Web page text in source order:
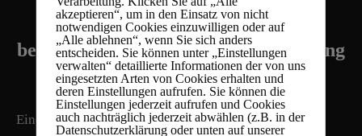
Strafen
bei fehlerhafter Festplattenvernichtung
Eine mangelhafte Entsorgung von Datenträgern und
akzeptieren“, um in den Einsatz von nicht
notwendigen Cookies einzuwilligen oder auf
„Alle ablehnen“, wenn Sie sich anders
entscheiden. Sie können unter „Einstellungen
verwalten“ detaillierte Informationen der von uns
eingesetzten Arten von Cookies erhalten und
deren Einstellungen aufrufen. Sie können die
Einstellungen jederzeit aufrufen und Cookies
auch nachträglich jederzeit abwählen (z.B. in der
Datenschutzerklärung oder unten auf unserer